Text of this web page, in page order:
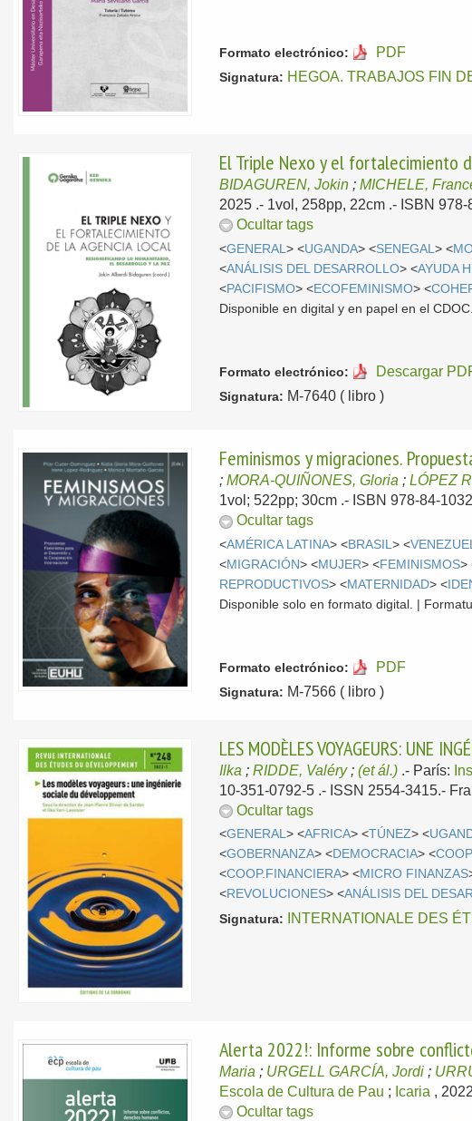
Formato electrónico: PDF
Signatura: HEGOA. TRABAJOS FIN
El Triple Nexo y el fortalecimiento
BIDAGUREN, Jokin ;MICHELE,
2025 .- 1vol, 258pp, 22cm .- ISBN
Ocultar tags
<GENERAL> <UGANDA> <SENEGAL> <
<ANÁLISIS DEL DESARROLLO> <AYUDA
<PACIFISMO> <ECOFEMINISMO> <
Disponible en digital y en papel en el
Formato electrónico: Descargar
Signatura: M-7640 ( libro )
Feminismos y migraciones.
;MORA-QUIÑONES, Gloria ;LÓPEZ
1vol; 522pp; 30cm .- ISBN 978-84-
Ocultar tags
<AMÉRICA LATINA> <BRASIL> <
<MIGRACIÓN> <MUJER> <FEMINISMOS>
REPRODUCTIVOS> <MATERNIDAD> <
Disponible solo en formato digital. |
Formato electrónico: PDF
Signatura: M-7566 ( libro )
LES MODÈLES VOYAGEURS: UNE
Ilka ;RIDDE, Valéry;(et ál.) .- París:
10-351-0792-5 .- ISSN 2554-3415.-
Ocultar tags
<GENERAL> <AFRICA> <TÚNEZ> <
<GOBERNANZA> <DEMOCRACIA> <
<COOP.FINANCIERA> <MICRO FINANZAS
<REVOLUCIONES> <ANÁLISIS DEL
Signatura: INTERNATIONALE DES
Alerta 2022!: Informe sobre
Maria ; URGELL GARCÍA, Jordi ;
Escola de Cultura de Pau ; Icaria , 2022
Ocultar tags